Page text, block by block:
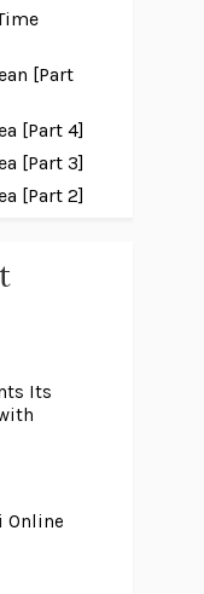
[Part
[Part 4]
[Part 3]
[Part 2]
Its
Online